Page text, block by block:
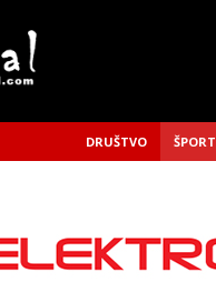
DRUŠTVO ŠPORT